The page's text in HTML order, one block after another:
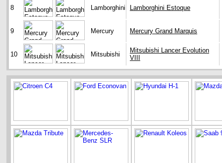
8 Lamborghini Lamborghini Estoque
9 Mercury Mercury Grand Marquis
10 Mitsubishi
Mitsubishi Lancer Evolution
VIII